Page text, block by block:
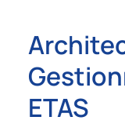
ETAS